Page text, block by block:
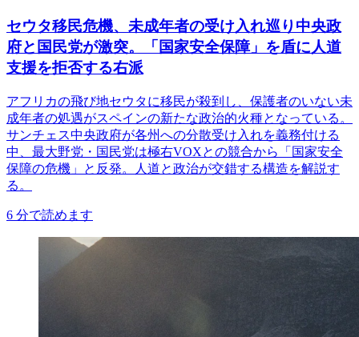
セウタ移民危機、未成年者の受け入れ巡り中央政
府と国民党が激突。「国家安全保障」を盾に人道
支援を拒否する右派
アフリカの飛び地セウタに移民が殺到し、保護者のいない未
成年者の処遇がスペインの新たな政治的火種となっている。
サンチェス中央政府が各州への分散受け入れを義務付ける
中、最大野党・国民党は極右VOXとの競合から「国家安全
保障の危機」と反発。人道と政治が交錯する構造を解説す
る。
6 分で読めます